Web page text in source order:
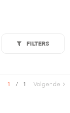
FILTERS
1 / 1 Volgende